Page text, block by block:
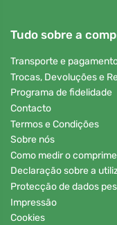
Tudo sobre a
Transporte e
Trocas, Devoluções e
Programa de fidelidade
Contacto
Termos e Condições
Sobre nós
Como medir o
Declaração sobre a
Protecção de dados
Impressão
Cookies